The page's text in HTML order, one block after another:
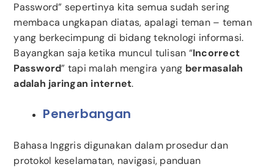
Password” sepertinya kita semua sudah sering
membaca ungkapan diatas, apalagi teman – teman
yang berkecimpung di bidang teknologi informasi.
Bayangkan saja ketika muncul tulisan “Incorrect
Password” tapi malah mengira yang bermasalah
adalah jaringan internet.
Penerbangan
Bahasa Inggris digunakan dalam prosedur dan
protokol keselamatan, navigasi, panduan